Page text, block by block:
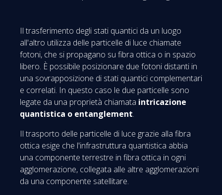
Il trasferimento degli stati quantici da un luogo
all'altro utilizza delle particelle di luce chiamate
fotoni, che si propagano su fibra ottica o in spazio
libero. È possibile posizionare due fotoni distanti in
una sovrapposizione di stati quantici complementari
e correlati. In questo caso le due particelle sono
legate da una proprietà chiamata intricazione
quantistica o entanglement.
Il trasporto delle particelle di luce grazie alla fibra
ottica esige che l'infrastruttura quantistica abbia
una componente terrestre in fibra ottica in ogni
agglomerazione, collegata alle altre agglomerazioni
da una componente satellitare.